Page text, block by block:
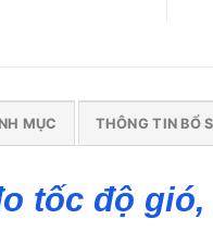
MỤC THÔNG TIN BỔ
tốc độ